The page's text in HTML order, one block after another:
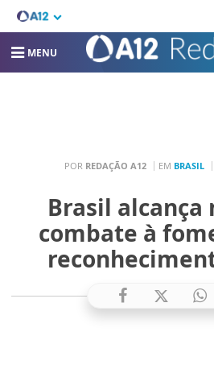
MENU
POR REDAÇÃO A12 EM BRASIL
Brasil alcança
combate à